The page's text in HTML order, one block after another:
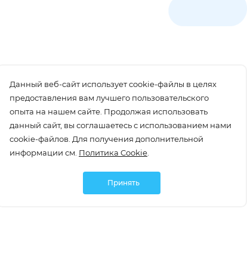
Данный веб-сайт использует cookie-файлы в целях
предоставления вам лучшего пользовательского
опыта на нашем сайте. Продолжая использовать
данный сайт, вы соглашаетесь с использованием нами
cookie-файлов. Для получения дополнительной
информации см. Политика Cookie
Принять